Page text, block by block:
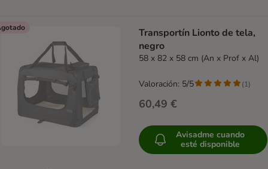
Transportín Lionto de tela,
negro
58 x 82 x 58 cm (An x Prof x Al)
60,49 €
Valoración: 5/5 (1)
Avisadme cuando
esté disponible